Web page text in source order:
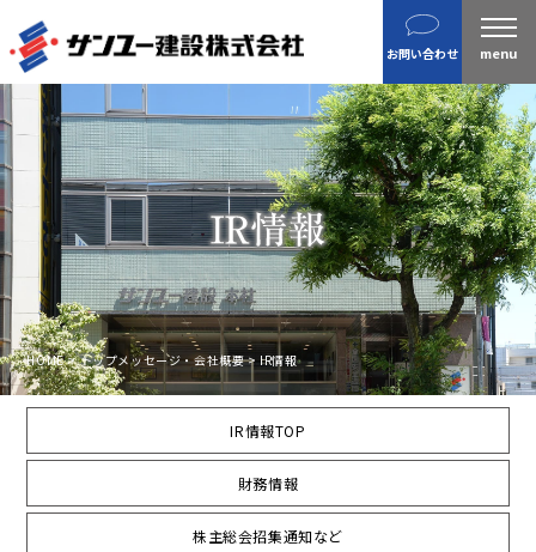
お問い合わせ
建設
不動産
分譲住宅
金属製品
ホテル・旅館
企業案内
沿革
私たちの目指す姿 / CSR
ニュース
施工実績
IR情報
株主総会招集通知など
HOME>トップメッセージ・会社概要> IR情報
IR情報TOP
財務情報
株主総会招集通知など